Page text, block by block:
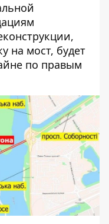
на мост, будет
по правым